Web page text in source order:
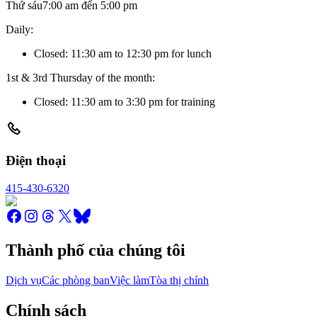
Thứ sáu7:00 am đến 5:00 pm
Daily:
Closed: 11:30 am to 12:30 pm for lunch
1st & 3rd Thursday of the month:
Closed: 11:30 am to 3:30 pm for training
Điện thoại
415-430-6320
Thành phố của chúng tôi
Dịch vụCác phòng banViệc làmTòa thị chính
Chính sách